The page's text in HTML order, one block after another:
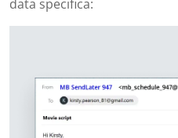
data specifica: